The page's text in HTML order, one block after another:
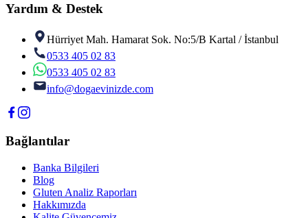
Yardım & Destek
Hürriyet Mah. Hamarat Sok. No:5/B Kartal / İstanbul
0533 405 02 83
0533 405 02 83
info@dogaevinizde.com
Bağlantılar
Banka Bilgileri
Blog
Gluten Analiz Raporları
Hakkımızda